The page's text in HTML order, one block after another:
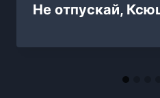
Не отпускай,